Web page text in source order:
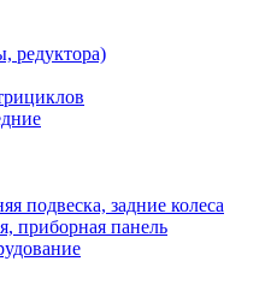
редуктора)
подвеска, задние колеса
приборная панель